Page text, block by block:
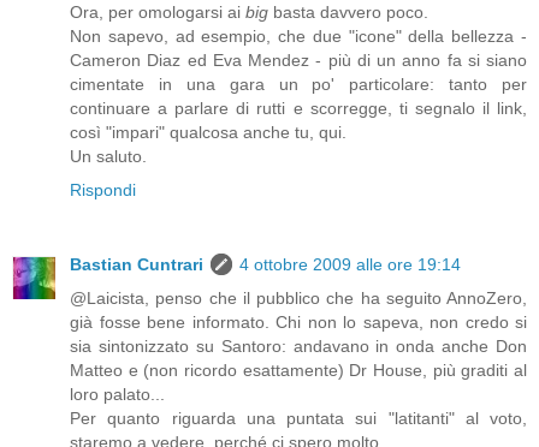
Ora, per omologarsi ai big basta davvero poco.
Non sapevo, ad esempio, che due "icone" della bellezza -
Cameron Diaz ed Eva Mendez - più di un anno fa si siano
cimentate in una gara un po' particolare: tanto per
continuare a parlare di rutti e scorregge, ti segnalo il link,
così "impari" qualcosa anche tu, qui
Un saluto.
Rispondi
Bastian Cuntrari
4 ottobre 2009 alle ore 19:14
@Laicista, penso che il pubblico che ha seguito AnnoZero,
già fosse bene informato. Chi non lo sapeva, non credo si
sia sintonizzato su Santoro: andavano in onda anche Don
Matteo e (non ricordo esattamente) Dr House, più graditi al
loro palato...
Per quanto riguarda una puntata sui "latitanti" al voto,
staremo a vedere, perché ci spero molto.